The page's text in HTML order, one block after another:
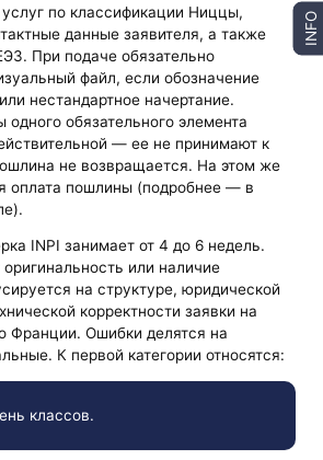
по классификации Ниццы,
данные заявителя, а также
При подаче обязательно
файл, если обозначение
нестандартное начертание.
одного обязательного элемента
— ее не принимают к
не возвращается. На этом же
оплата пошлины (подробнее — в
INPI занимает от 4 до 6 недель.
или наличие
на структуре, юридической
корректности заявки на
Франции. Ошибки делятся на
К первой категории относятся:
классов.
INFO